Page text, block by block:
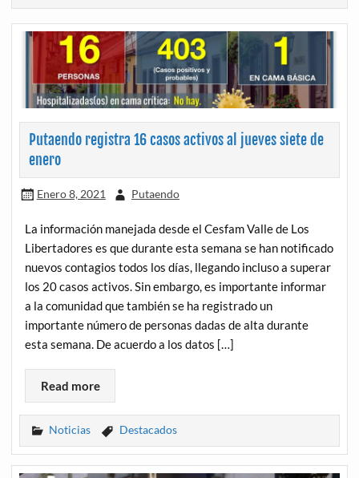
Putaendo registra 16 casos activos al jueves siete de
enero
Enero 8, 2021 Putaendo
La información manejada desde el Cesfam Valle de Los
Libertadores es que durante esta semana se han notificado
nuevos contagios todos los días, llegando incluso a superar
los 20 casos activos. Sin embargo, es importante informar
a la comunidad que también se ha registrado un
importante número de personas dadas de alta durante
esta semana. De acuerdo a los datos […]
Read more
Noticias Destacados